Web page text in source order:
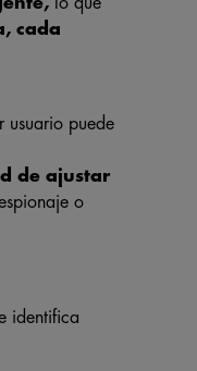
cada
usuario puede
de ajustar
o
identifica